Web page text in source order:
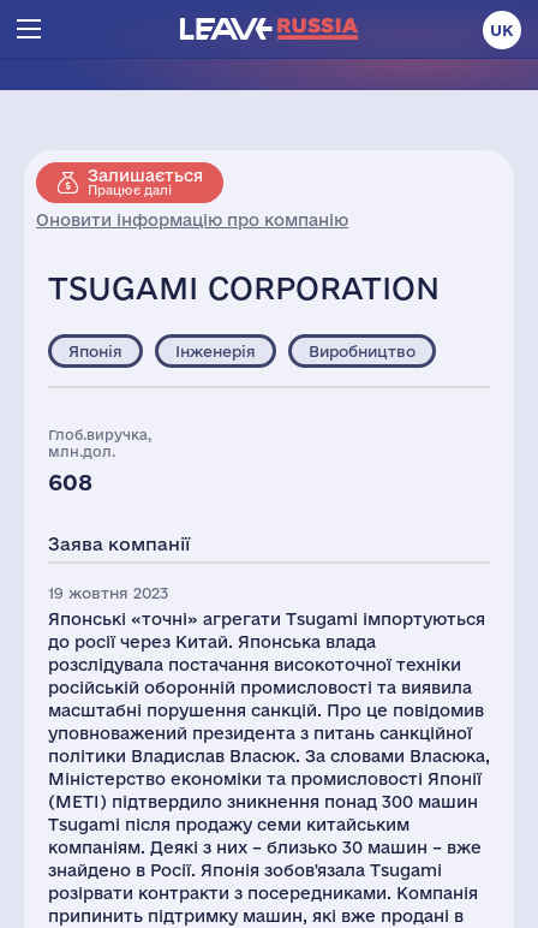
UK
Залишається
Працює далі
Оновити інформацію про компанію
TSUGAMI CORPORATION
Японія Інженерія Виробництво
Глоб.виручка,
млн.дол.
608
Заява компанії
19 жовтня 2023
Японські «точні» агрегати Tsugami імпортуються
до росії через Китай. Японська влада
розслідувала постачання високоточної техніки
російській оборонній промисловості та виявила
масштабні порушення санкцій. Про це повідомив
уповноважений президента з питань санкційної
політики Владислав Власюк. За словами Власюка,
Міністерство економіки та промисловості Японії
(METI) підтвердило зникнення понад 300 машин
Tsugami після продажу семи китайським
компаніям. Деякі з них – близько 30 машин – вже
знайдено в Росії. Японія зобов'язала Tsugami
розірвати контракти з посередниками. Компанія
припинить підтримку машин, які вже продані в